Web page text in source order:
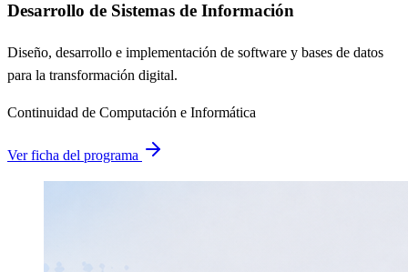
Desarrollo de Sistemas de Información
Diseño, desarrollo e implementación de software y bases de datos
para la transformación digital.
Continuidad de Computación e Informática
Ver ficha del programa